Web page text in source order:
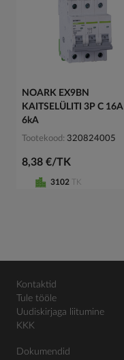
NOARK EX9BN
KAITSELÜLITI 3P C 16A
6kA
Tootekood 320824005
8,38 €/TK
3102 TK
Kontaktid
Tule tööle
Uudiskirjaga liitumine
KKK
Dokumendid